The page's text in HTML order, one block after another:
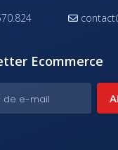
Ecommerce